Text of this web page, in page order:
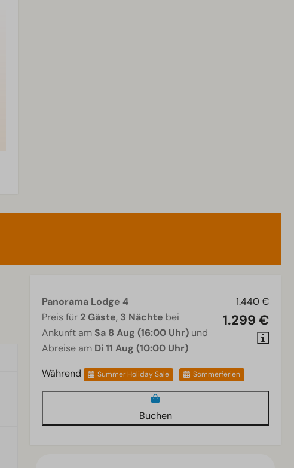
1.440 €
1.299 €
Panorama Lodge 4
Preis für 2 Gäste, 3 Nächte bei
Ankunft am Sa 8 Aug (16:00 Uhr) und
Abreise am Di 11 Aug (10:00 Uhr)
Während
Summer Holiday Sale Sommerferien
Buchen